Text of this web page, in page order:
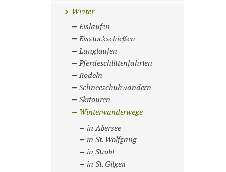
Winter
Eislaufen
Eisstockschießen
Langlaufen
Pferdeschlittenfahrten
Rodeln
Schneeschuhwandern
Skitouren
Winterwanderwege
in Abersee
in St. Wolfgang
in Strobl
in St. Gilgen